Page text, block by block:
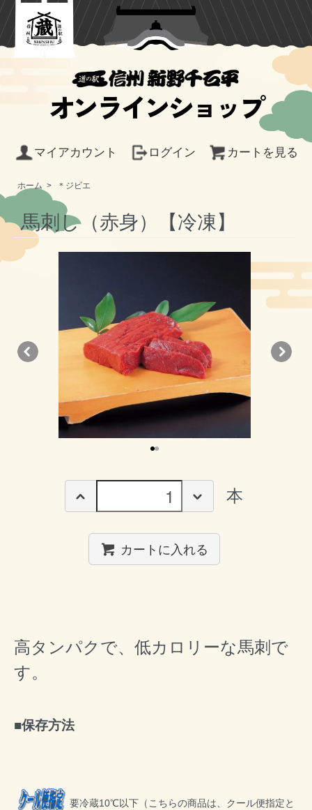
マイアカウント ログイン カートを見る
オンラインショップ
ホーム > ＊ジビエ
馬刺し（赤身）【冷凍】
本
カートに入れる
高タンパクで、低カロリーな馬刺で
す。
保存方法
要冷蔵10℃以下（こちらの商品は、クール便指定と